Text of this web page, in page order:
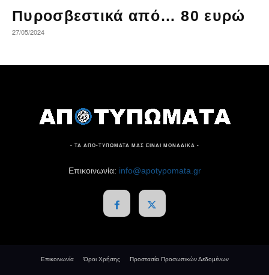
Πυροσβεστικά από… 80 ευρώ
27/05/2024
- ΤΑ ΑΠΟ-ΤΥΠΩΜΑΤΑ ΜΑΣ ΕΙΝΑΙ ΜΟΝΑΔΙΚΑ -
Επικοινωνία: info@apotypomata.gr
Επικοινωνία Όροι Χρήσης Προστασία Προσωπικών Δεδομένων